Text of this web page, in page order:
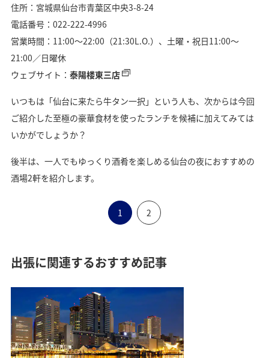
住所：宮城県仙台市青葉区中央3-8-24
電話番号：022-222-4996
営業時間：11:00〜22:00（21:30L.O.）、土曜・祝日11:00〜
21:00／日曜休
ウェブサイト： 泰陽楼東三店
いつもは「仙台に来たら牛タン一択」という人も、次からは今回
ご紹介した至極の豪華食材を使ったランチを候補に加えてみては
いかがでしょうか？
後半は、一人でもゆっくり酒肴を楽しめる仙台の夜におすすめの
酒場2軒を紹介します。
1 2
出張に関連するおすすめ記事